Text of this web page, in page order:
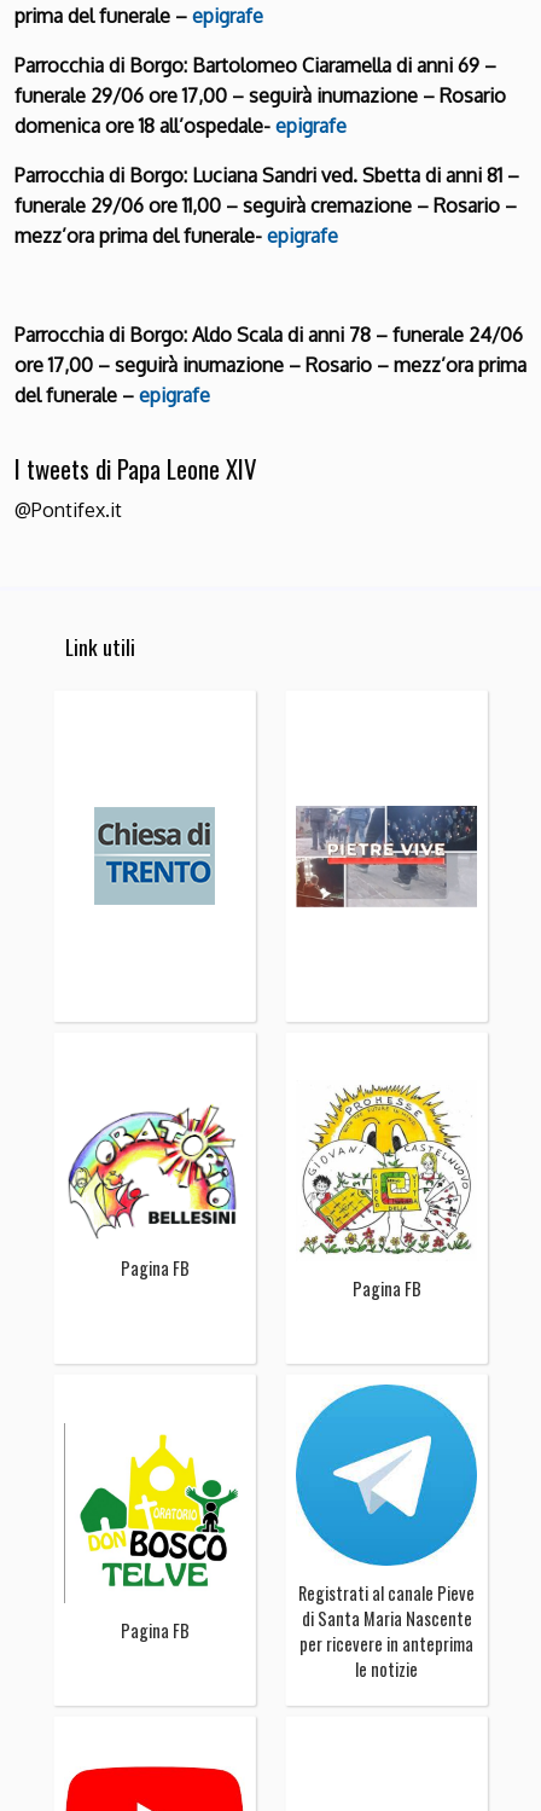
prima del funerale – epigrafe
Parrocchia di Borgo: Bartolomeo Ciaramella di anni 69 –
funerale 29/06 ore 17,00 – seguirà inumazione – Rosario
domenica ore 18 all’ospedale- epigrafe
Parrocchia di Borgo: Luciana Sandri ved. Sbetta di anni 81 –
funerale 29/06 ore 11,00 – seguirà cremazione – Rosario –
mezz’ora prima del funerale- epigrafe
Parrocchia di Borgo: Aldo Scala di anni 78 – funerale 24/06
ore 17,00 – seguirà inumazione – Rosario – mezz’ora prima
del funerale – epigrafe
I tweets di Papa Leone XIV
@Pontifex.it
Link utili
Pagina FB
Pagina FB
Pagina FB
Registrati al canale Pieve
di Santa Maria Nascente
per ricevere in anteprima
le notizie